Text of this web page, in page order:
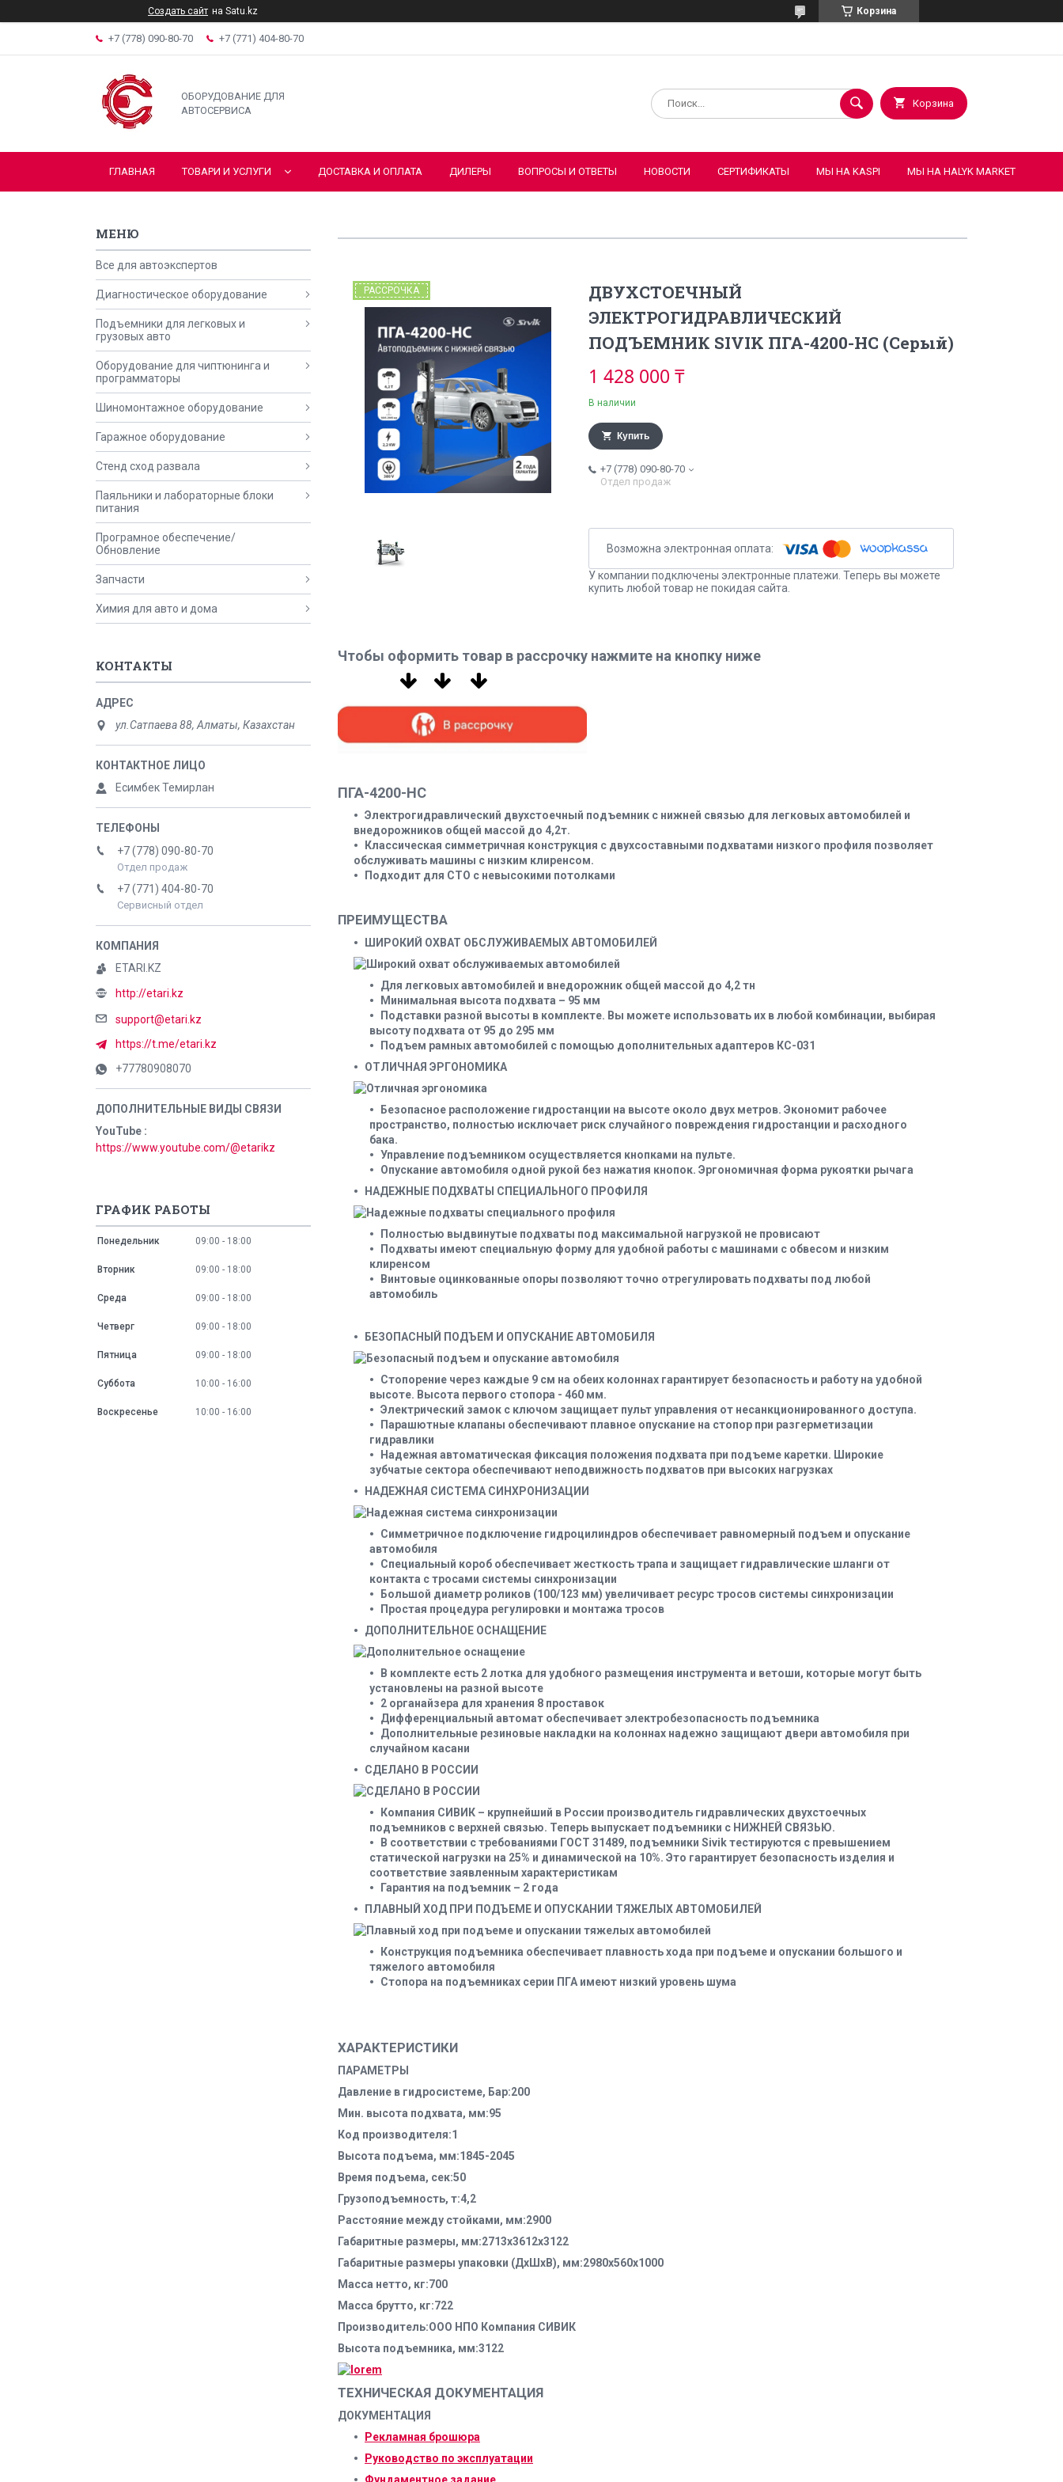
Создать сайт на Satu.kz Корзина
+7 (778) 090-80-70 +7 (771) 404-80-70
ОБОРУДОВАНИЕ ДЛЯ
АВТОСЕРВИСА
Корзина
ГЛАВНАЯ ТОВАРИ И УСЛУГИ ДОСТАВКА И ОПЛАТА ДИЛЕРЫ ВОПРОСЫ И ОТВЕТЫ НОВОСТИ СЕРТИФИКАТЫ МЫ НА KASPI МЫ НА HALYK MARKET
РАССРОЧКА
ДВУХСТОЕЧНЫЙ
ЭЛЕКТРОГИДРАВЛИЧЕСКИЙ
ПОДЪЕМНИК SIVIK ПГА-4200-НС (Серый)
1 428 000 ₸
В наличии
Купить
+7 (778) 090-80-70
Отдел продаж
У компании подключены электронные платежи. Теперь вы можете
купить любой товар не покидая сайта.
Чтобы оформить товар в рассрочку нажмите на кнопку ниже
ПГА-4200-НС
Электрогидравлический двухстоечный подъемник с нижней связью для легковых автомобилей и
внедорожников общей массой до 4,2т.
Классическая симметричная конструкция с двухсоставными подхватами низкого профиля позволяет
обслуживать машины с низким клиренсом.
Подходит для СТО с невысокими потолками
ПРЕИМУЩЕСТВА
ШИРОКИЙ ОХВАТ ОБСЛУЖИВАЕМЫХ АВТОМОБИЛЕЙ
Для легковых автомобилей и внедорожник общей массой до 4,2 тн
Минимальная высота подхвата – 95 мм
Подставки разной высоты в комплекте. Вы можете использовать их в любой комбинации, выбирая
высоту подхвата от 95 до 295 мм
Подъем рамных автомобилей с помощью дополнительных адаптеров КС-031
ОТЛИЧНАЯ ЭРГОНОМИКА
Безопасное расположение гидростанции на высоте около двух метров. Экономит рабочее
пространство, полностью исключает риск случайного повреждения гидростанции и расходного
бака.
Управление подъемником осуществляется кнопками на пульте.
Опускание автомобиля одной рукой без нажатия кнопок. Эргономичная форма рукоятки рычага
НАДЕЖНЫЕ ПОДХВАТЫ СПЕЦИАЛЬНОГО ПРОФИЛЯ
Полностью выдвинутые подхваты под максимальной нагрузкой не провисают
Подхваты имеют специальную форму для удобной работы с машинами с обвесом и низким
клиренсом
Винтовые оцинкованные опоры позволяют точно отрегулировать подхваты под любой
автомобиль
БЕЗОПАСНЫЙ ПОДЪЕМ И ОПУСКАНИЕ АВТОМОБИЛЯ
Стопорение через каждые 9 см на обеих колоннах гарантирует безопасность и работу на удобной
высоте. Высота первого стопора - 460 мм.
Электрический замок с ключом защищает пульт управления от несанкционированного доступа.
Парашютные клапаны обеспечивают плавное опускание на стопор при разгерметизации
гидравлики
Надежная автоматическая фиксация положения подхвата при подъеме каретки. Широкие
зубчатые сектора обеспечивают неподвижность подхватов при высоких нагрузках
НАДЕЖНАЯ СИСТЕМА СИНХРОНИЗАЦИИ
Симметричное подключение гидроцилиндров обеспечивает равномерный подъем и опускание
автомобиля
Специальный короб обеспечивает жесткость трапа и защищает гидравлические шланги от
контакта с тросами системы синхронизации
Большой диаметр роликов (100/123 мм) увеличивает ресурс тросов системы синхронизации
Простая процедура регулировки и монтажа тросов
ДОПОЛНИТЕЛЬНОЕ ОСНАЩЕНИЕ
В комплекте есть 2 лотка для удобного размещения инструмента и ветоши, которые могут быть
установлены на разной высоте
2 органайзера для хранения 8 проставок
Дифференциальный автомат обеспечивает электробезопасность подъемника
Дополнительные резиновые накладки на колоннах надежно защищают двери автомобиля при
случайном касани
СДЕЛАНО В РОССИИ
Компания СИВИК – крупнейший в России производитель гидравлических двухстоечных
подъемников с верхней связью. Теперь выпускает подъемники с НИЖНЕЙ СВЯЗЬЮ.
В соответствии с требованиями ГОСТ 31489, подъемники Sivik тестируются с превышением
статической нагрузки на 25% и динамической на 10%. Это гарантирует безопасность изделия и
соответствие заявленным характеристикам
Гарантия на подъемник – 2 года
ПЛАВНЫЙ ХОД ПРИ ПОДЪЕМЕ И ОПУСКАНИИ ТЯЖЕЛЫХ АВТОМОБИЛЕЙ
Конструкция подъемника обеспечивает плавность хода при подъеме и опускании большого и
тяжелого автомобиля
Стопора на подъемниках серии ПГА имеют низкий уровень шума
ХАРАКТЕРИСТИКИ
ПАРАМЕТРЫ
Давление в гидросистеме, Бар:200
Мин. высота подхвата, мм:95
Код производителя:1
Высота подъема, мм:1845-2045
Время подъема, сек:50
Грузоподъемность, т:4,2
Расстояние между стойками, мм:2900
Габаритные размеры, мм:2713х3612х3122
Габаритные размеры упаковки (ДхШхВ), мм:2980х560х1000
Масса нетто, кг:700
Масса брутто, кг:722
Производитель:ООО НПО Компания СИВИК
Высота подъемника, мм:3122
ТЕХНИЧЕСКАЯ ДОКУМЕНТАЦИЯ
ДОКУМЕНТАЦИЯ
Рекламная брошюра
Руководство по эксплуатации
Все для автоэкспертов
Диагностическое оборудование
Подъемники для легковых и
грузовых авто
Оборудование для чиптюнинга и
программаторы
Шиномонтажное оборудование
Гаражное оборудование
Стенд сход развала
Паяльники и лабораторные блоки
питания
Програмное обеспечение/
Обновление
Запчасти
Химия для авто и дома
КОНТАКТЫ
ул.Сатпаева 88, Алматы, Казахстан
Есимбек Темирлан
+7 (778) 090-80-70
Отдел продаж
+7 (771) 404-80-70
Сервисный отдел
ETARI.KZ
http://etari.kz
support@etari.kz
https://t.me/etari.kz
+77780908070
YouTube
https://www.youtube.com/@etarikz
ГРАФИК РАБОТЫ
Понедельник 09:00 18:00
Вторник 09:00 18:00
Среда 09:00 18:00
Четверг 09:00 18:00
Пятница 09:00 18:00
Суббота 10:00 16:00
Воскресенье 10:00 16:00